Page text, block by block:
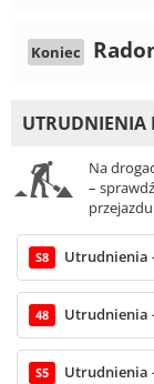
Koniec
UTRUDNIENIA
Na
–
S8 Utrudnienia
48 Utrudnienia
S5 Utrudnienia